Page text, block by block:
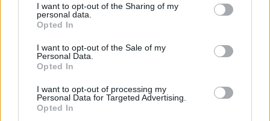
not limited to your visit or usage behaviour. You may click to
grant or deny consent to Google and its third-party tags to
use your data for below specified purposes in below Google
consent section.
I want to opt-out of the Sharing of my
personal data.
Opted In
I want to opt-out of the Sale of my
Personal Data.
Opted In
I want to opt-out of processing my
Personal Data for Targeted Advertising.
Opted In
Continua a leggere
NERD NEWS